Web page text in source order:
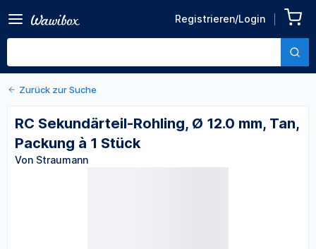
Registrieren/Login
12.0 mm, Tan, Packung à 1
Stück
Von Straumann
Zurück zu den Produktdetails
Zurück zur Suche
RC Sekundärteil-Rohling, Ø 12.0 mm, Tan,
Packung à 1 Stück
Von Straumann